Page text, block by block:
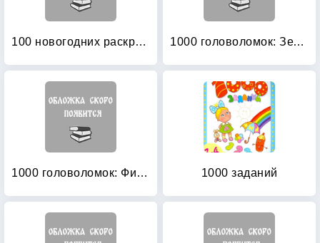
100 новогодних раскрасок и головоломок 1000 головоломок: Зеленая. Для детей 4-6 лет
1000 головоломок: Фиолетовая. Для детей 4-6 лет 1000 заданий